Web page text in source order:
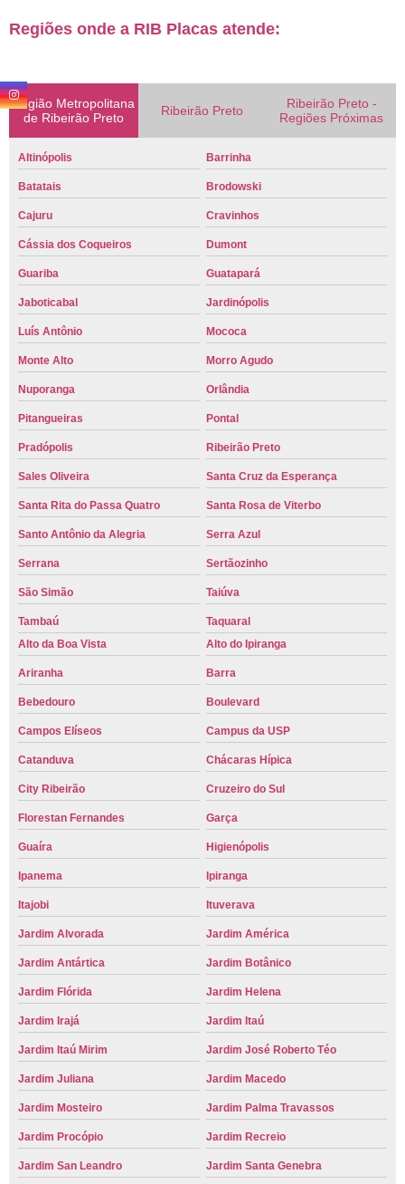
Regiões onde a RIB Placas atende:
Região Metropolitana
de Ribeirão Preto
Ribeirão Preto
Ribeirão Preto -
Regiões Próximas
Altinópolis Barrinha
Batatais Brodowski
Cajuru Cravinhos
Cássia dos Coqueiros Dumont
Guariba Guatapará
Jaboticabal Jardinópolis
Luís Antônio Mococa
Monte Alto Morro Agudo
Nuporanga Orlândia
Pitangueiras Pontal
Pradópolis Ribeirão Preto
Sales Oliveira Santa Cruz da Esperança
Santa Rita do Passa Quatro Santa Rosa de Viterbo
Santo Antônio da Alegria Serra Azul
Serrana Sertãozinho
São Simão Taiúva
Tambaú
Taquaral
Alto da Boa Vista
Alto do Ipiranga
Ariranha Barra
Bebedouro Boulevard
Campos Elíseos Campus da USP
Catanduva Chácaras Hípica
City Ribeirão Cruzeiro do Sul
Florestan Fernandes Garça
Guaíra Higienópolis
Ipanema Ipiranga
Itajobi Ituverava
Jardim Alvorada Jardim América
Jardim Antártica Jardim Botânico
Jardim Flórida Jardim Helena
Jardim Irajá Jardim Itaú
Jardim Itaú Mirim Jardim José Roberto Téo
Jardim Juliana Jardim Macedo
Jardim Mosteiro Jardim Palma Travassos
Jardim Procópio Jardim Recreio
Jardim San Leandro Jardim Santa Genebra